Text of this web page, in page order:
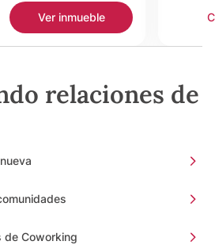
Ver inmueble
relaciones de
de Coworking